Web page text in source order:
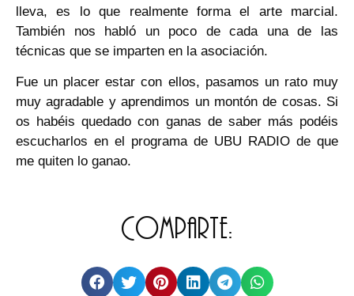
lleva, es lo que realmente forma el arte marcial.
También nos habló un poco de cada una de las
técnicas que se imparten en la asociación.
Fue un placer estar con ellos, pasamos un rato muy
muy agradable y aprendimos un montón de cosas. Si
os habéis quedado con ganas de saber más podéis
escucharlos en el programa de UBU RADIO de que
me quiten lo ganao.
Comparte: